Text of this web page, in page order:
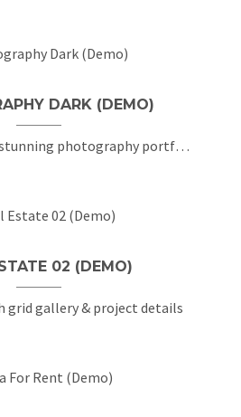
DARK (DEMO)
Dark template for stunning photography portfolio page
02 (DEMO)
grid gallery & project details